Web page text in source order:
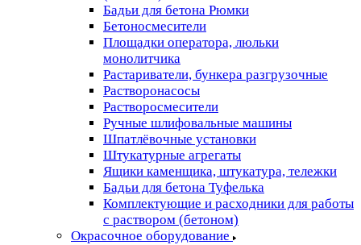
Бадьи для бетона Рюмки
Бетоносмесители
Площадки оператора, люльки
монолитчика
Растариватели, бункера разгрузочные
Растворонасосы
Растворосмесители
Ручные шлифовальные машины
Шпатлёвочные установки
Штукатурные агрегаты
Ящики каменщика, штукатура, тележки
Бадьи для бетона Туфелька
Комплектующие и расходники для работы
с раствором (бетоном)
Окрасочное оборудование